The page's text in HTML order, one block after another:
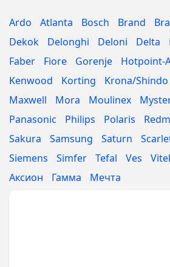
Ardo Atlanta Bosch Brand
Dekok
Delonghi Deloni Delta
Faber
Fiore Gorenje Hotpoint-
Kenwood
Korting Krona/Shindo
Maxwell
Mora Moulinex
Panasonic
Philips Polaris
Sakura
Samsung Saturn
Siemens
Simfer Tefal Ves
Аксион
Гамма Мечта